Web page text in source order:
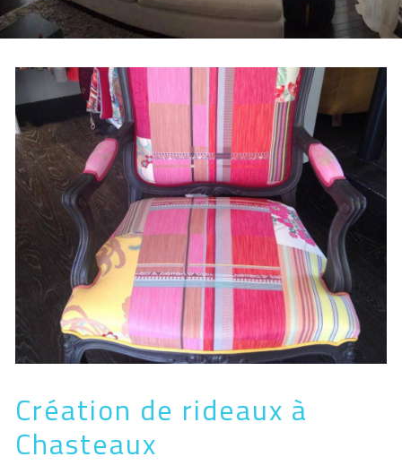
Création de rideaux à
Chasteaux